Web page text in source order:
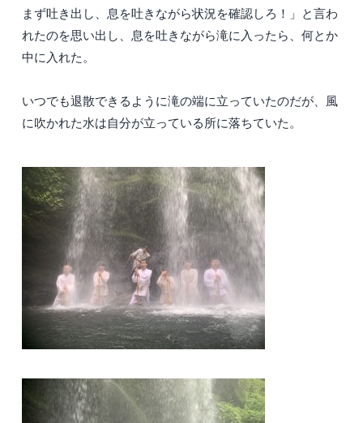
まず吐き出し、息を吐きながら状況を確認しろ！」と言わ
れたのを思い出し、息を吐きながら滝に入ったら、何とか
中に入れた。
いつでも退散できるように滝の端に立っていたのだが、風
に吹かれた水は自分が立っている所に落ちていた。